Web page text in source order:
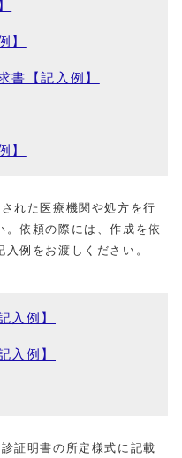
】
書【記入例】
】
れた医療機関や処方を行
。依頼の際には、作成を依
例をお渡しください。
入例】
入例】
証明書の所定様式に記載